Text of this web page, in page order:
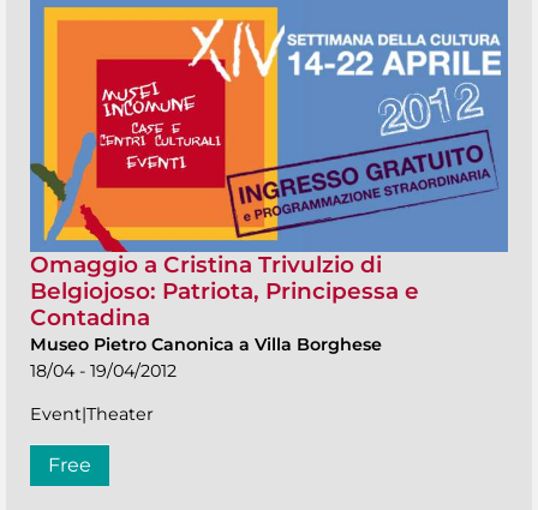
Omaggio a Cristina Trivulzio di
Belgiojoso: Patriota, Principessa e
Contadina
Museo Pietro Canonica a Villa Borghese
18/04 - 19/04/2012
Event|Theater
Free